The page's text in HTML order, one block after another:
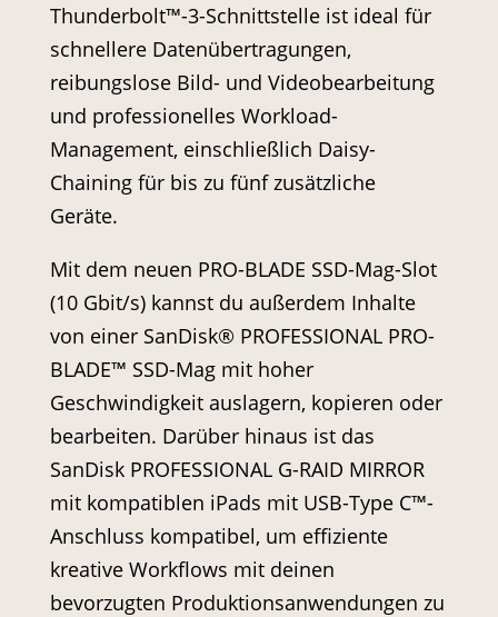
Thunderbolt™-3-Schnittstelle ist ideal für
schnellere Datenübertragungen,
reibungslose Bild- und Videobearbeitung
und professionelles Workload-
Management, einschließlich Daisy-
Chaining für bis zu fünf zusätzliche
Geräte.
Mit dem neuen PRO-BLADE SSD-Mag-Slot
(10 Gbit/s) kannst du außerdem Inhalte
von einer SanDisk® PROFESSIONAL PRO-
BLADE™ SSD-Mag mit hoher
Geschwindigkeit auslagern, kopieren oder
bearbeiten. Darüber hinaus ist das
SanDisk PROFESSIONAL G-RAID MIRROR
mit kompatiblen iPads mit USB-Type C™-
Anschluss kompatibel, um effiziente
kreative Workflows mit deinen
bevorzugten Produktionsanwendungen zu